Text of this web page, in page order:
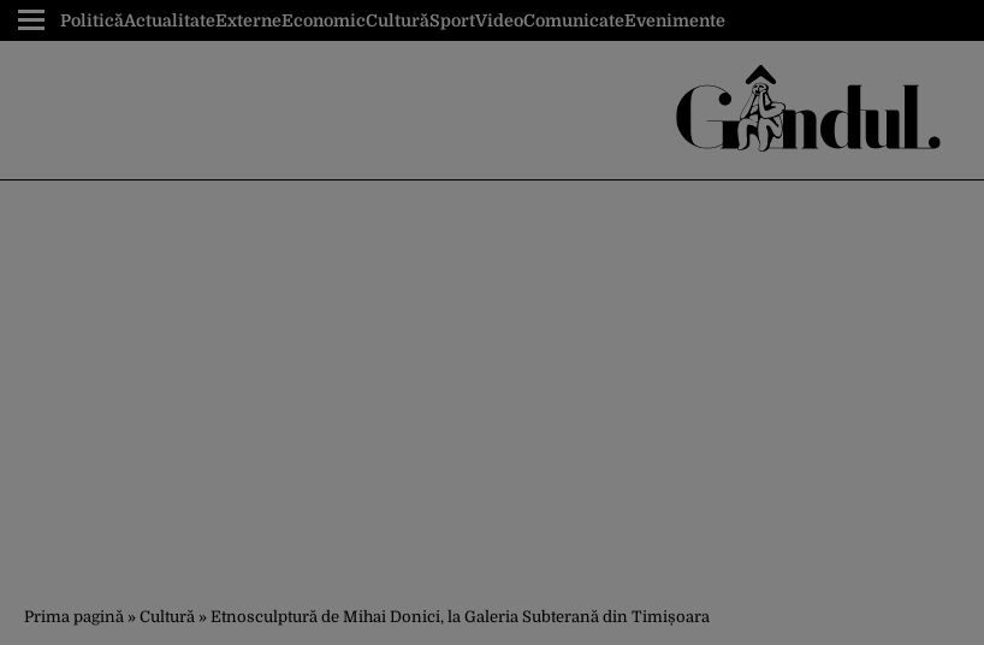
PoliticăActualitateExterneEconomicCulturăSportVideoComunicateEvenimente
Prima pagină » Cultură » Etnosculptură de Mihai Donici, la Galeria Subterană din Timișoara